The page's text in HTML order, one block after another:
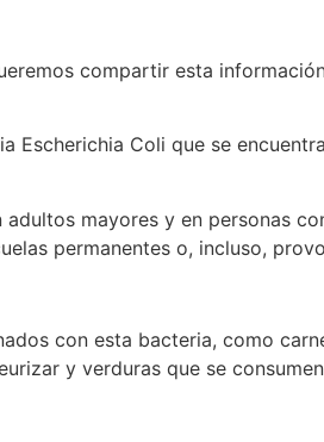
compartir esta
Escherichia Coli que se
mayores y en personas
permanentes o, incluso,
con esta bacteria, como
y verduras que se